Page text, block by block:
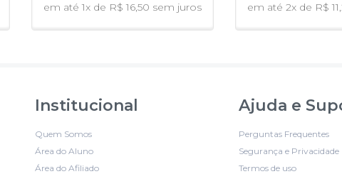
em até 1x de R$ 16,50 sem juros em até 2x de R$
Institucional
Quem Somos
Área do Aluno
Área do Afiliado
Ajuda e
Perguntas Frequentes
Segurança e Privacidade
Termos de uso